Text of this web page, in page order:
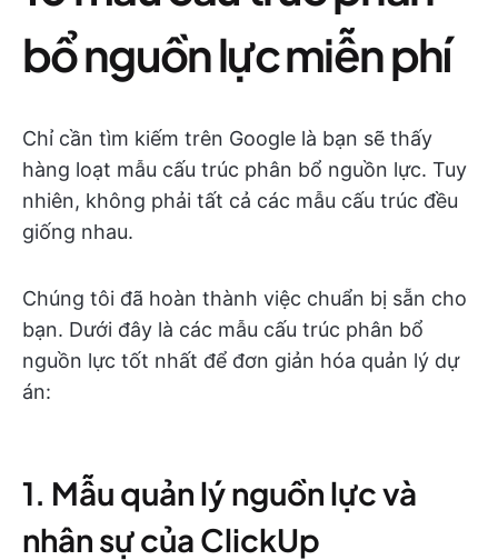
bổ nguồn lực miễn phí
Chỉ cần tìm kiếm trên Google là bạn sẽ thấy
hàng loạt mẫu cấu trúc phân bổ nguồn lực. Tuy
nhiên, không phải tất cả các mẫu cấu trúc đều
giống nhau.
Chúng tôi đã hoàn thành việc chuẩn bị sẵn cho
bạn. Dưới đây là các mẫu cấu trúc phân bổ
nguồn lực tốt nhất để đơn giản hóa quản lý dự
án:
1. Mẫu quản lý nguồn lực và
nhân sự của ClickUp